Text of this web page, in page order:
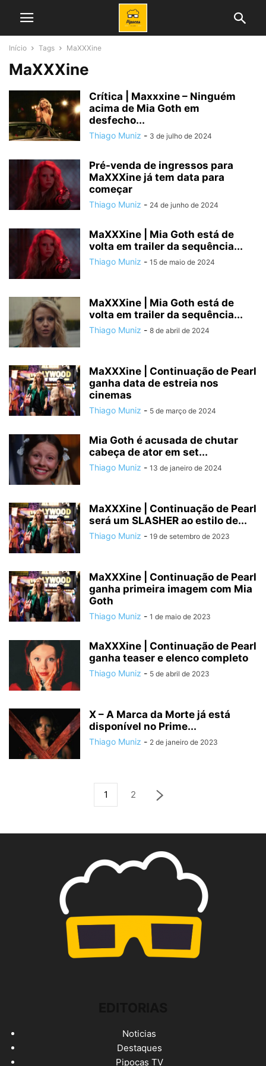
Início Tags MaXXXine
MaXXXine
Crítica | Maxxxine – Ninguém
acima de Mia Goth em
desfecho...
Thiago Muniz - 3 de julho de 2024
Pré-venda de ingressos para
MaXXXine já tem data para
começar
Thiago Muniz - 24 de junho de 2024
MaXXXine | Mia Goth está de
volta em trailer da sequência...
Thiago Muniz - 15 de maio de 2024
MaXXXine | Mia Goth está de
volta em trailer da sequência...
Thiago Muniz - 8 de abril de 2024
MaXXXine | Continuação de Pearl
ganha data de estreia nos
cinemas
Thiago Muniz - 5 de março de 2024
Mia Goth é acusada de chutar
cabeça de ator em set...
Thiago Muniz - 13 de janeiro de 2024
MaXXXine | Continuação de Pearl
será um SLASHER ao estilo de...
Thiago Muniz - 19 de setembro de 2023
MaXXXine | Continuação de Pearl
ganha primeira imagem com Mia
Goth
Thiago Muniz - 1 de maio de 2023
MaXXXine | Continuação de Pearl
ganha teaser e elenco completo
Thiago Muniz - 5 de abril de 2023
X – A Marca da Morte já está
disponível no Prime...
Thiago Muniz - 2 de janeiro de 2023
1 2
Noticias
Destaques
Pipocas TV